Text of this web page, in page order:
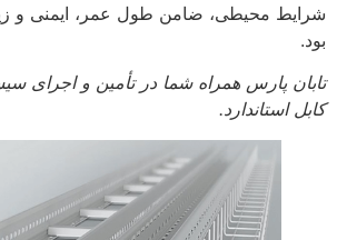
شرایط محیطی، ضامن طول عمر، ایمنی و
بود.
تابان پارس همراه شما در تأمین و اجرای
کابل استاندارد.